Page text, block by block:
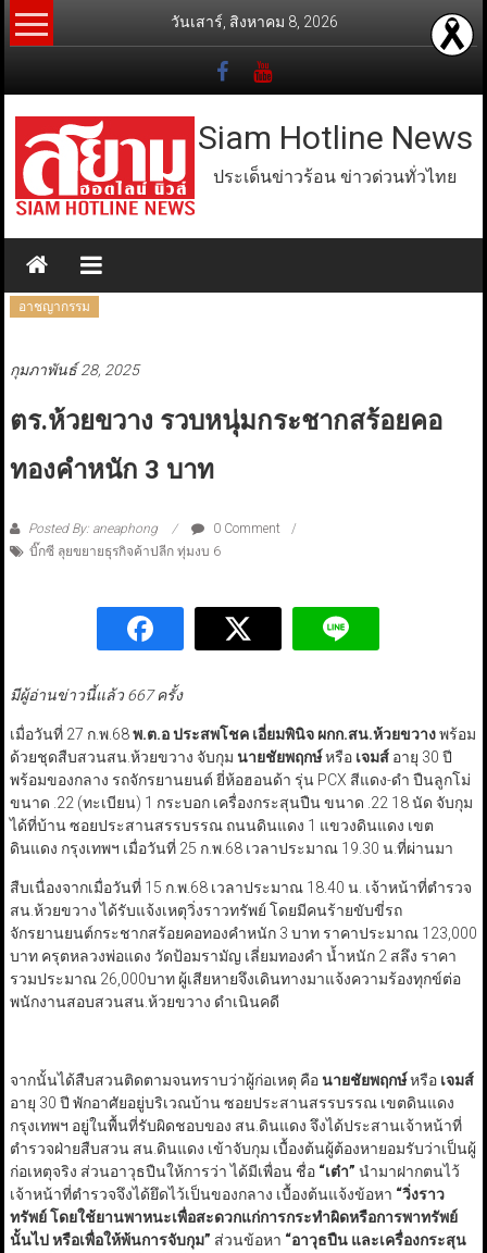
Skip
to
วันเสาร์, สิงหาคม 8, 2026
Siam Hotline News
ประเด็นข่าวร้อน ข่าวด่วนทั่วไทย
อาชญากรรม
กุมภาพันธ์ 28, 2025
ตร.ห้วยขวาง รวบหนุ่มกระชากสร้อยคอ
ทองคำหนัก 3 บาท
Posted By: aneaphong
0 Comment
บิ๊กซี ลุยขยายธุรกิจค้าปลีก ทุ่มงบ 6
มีผู้อ่านข่าวนี้แล้ว 667 ครั้ง
เมื่อวันที่ 27 ก.พ.68พ.ต.อ ประสพโชค เอี่ยมพินิจ ผกก.สน.ห้วยขวางพร้อม
ด้วยชุดสืบสวนสน.ห้วยขวาง จับกุม นายชัยพฤกษ์หรือ เจมส์อายุ 30 ปี
พร้อมของกลาง รถจักรยานยนต์ ยี่ห้อฮอนด้า รุ่น PCX สีแดง-ดำ ปืนลูกโม่
ขนาด .22 (ทะเบียน) 1 กระบอก เครื่องกระสุนปืน ขนาด .22 18 นัด จับกุม
ได้ที่บ้าน ซอยประสานสรรบรรณ ถนนดินแดง 1 แขวงดินแดง เขต
ดินแดง กรุงเทพฯ เมื่อวันที่ 25 ก.พ.68 เวลาประมาณ 19.30 น.ที่ผ่านมา
สืบเนื่องจากเมื่อวันที่ 15 ก.พ.68 เวลาประมาณ 18.40 น. เจ้าหน้าที่ตำรวจ
สน.ห้วยขวาง ได้รับแจ้งเหตุวิ่งราวทรัพย์ โดยมีคนร้ายขับขี่รถ
จักรยานยนต์กระชากสร้อยคอทองคำหนัก 3 บาท ราคาประมาณ 123,000
บาท ครุตหลวงพ่อแดง วัดป้อมรามัญ เลี่ยมทองคำ น้ำหนัก 2 สลึง ราคา
รวมประมาณ 26,000บาท ผู้เสียหายจึงเดินทางมาแจ้งความร้องทุกข์ต่อ
พนักงานสอบสวนสน.ห้วยขวาง ดำเนินคดี
จากนั้นได้สืบสวนติดตามจนทราบว่าผู้ก่อเหตุ คือนายชัยพฤกษ์หรือ เจมส์
อายุ 30 ปี พักอาศัยอยู่บริเวณบ้าน ซอยประสานสรรบรรณ เขตดินแดง
กรุงเทพฯ อยู่ในพื้นที่รับผิดชอบของ สน.ดินแดง จึงได้ประสานเจ้าหน้าที่
ตำรวจฝ่ายสืบสวน สน.ดินแดง เข้าจับกุม เบื้องต้นผู้ต้องหายอมรับว่าเป็นผู้
ก่อเหตุจริง ส่วนอาวุธปืนให้การว่า ได้มีเพื่อน ชื่อ “เต๋า” นำมาฝากตนไว้
เจ้าหน้าที่ตำรวจจึงได้ยึดไว้เป็นของกลาง เบื้องต้นแจ้งข้อหา “วิ่งราว
ทรัพย์ โดยใช้ยานพาหนะเพื่อสะดวกแก่การกระทำผิดหรือการพาทรัพย์
นั้นไป หรือเพื่อให้พ้นการจับกุม” ส่วนข้อหา “อาวุธปืน และเครื่องกระสุน